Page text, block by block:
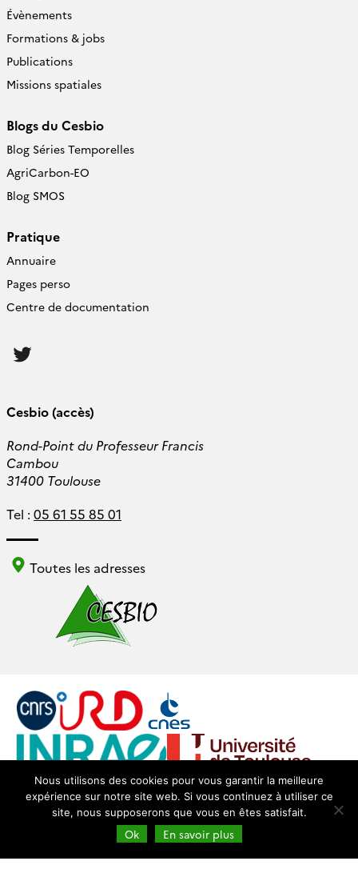
Évènements
Formations & jobs
Publications
Missions spatiales
Blogs du Cesbio
Blog Séries Temporelles
AgriCarbon-EO
Blog SMOS
Pratique
Annuaire
Pages perso
Centre de documentation
Cesbio (accès)
Rond-Point du Professeur Francis
Cambou
31400 Toulouse
Tel : 05 61 55 85 01
Toutes les adresses
Login Mentions légales
Nous utilisons des cookies pour vous garantir la meilleure
expérience sur notre site web. Si vous continuez à utiliser ce
site, nous supposerons que vous en êtes satisfait.
Ok En savoir plus